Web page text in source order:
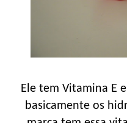
Ele tem Vitamina E
basicamente os